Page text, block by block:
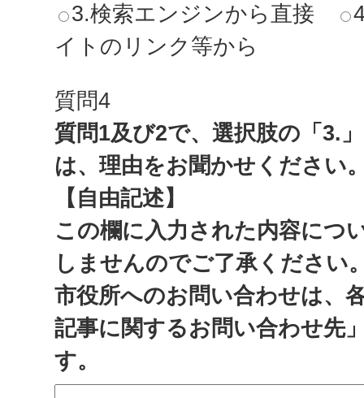
3.検索エンジンから直接
イトのリンク等から
質問4
質問1及び2で、選択肢の「3.
は、理由をお聞かせください
【自由記述】
この欄に入力された内容につ
しませんのでご了承ください
市役所へのお問い合わせは、
記事に関するお問い合わせ先
す。